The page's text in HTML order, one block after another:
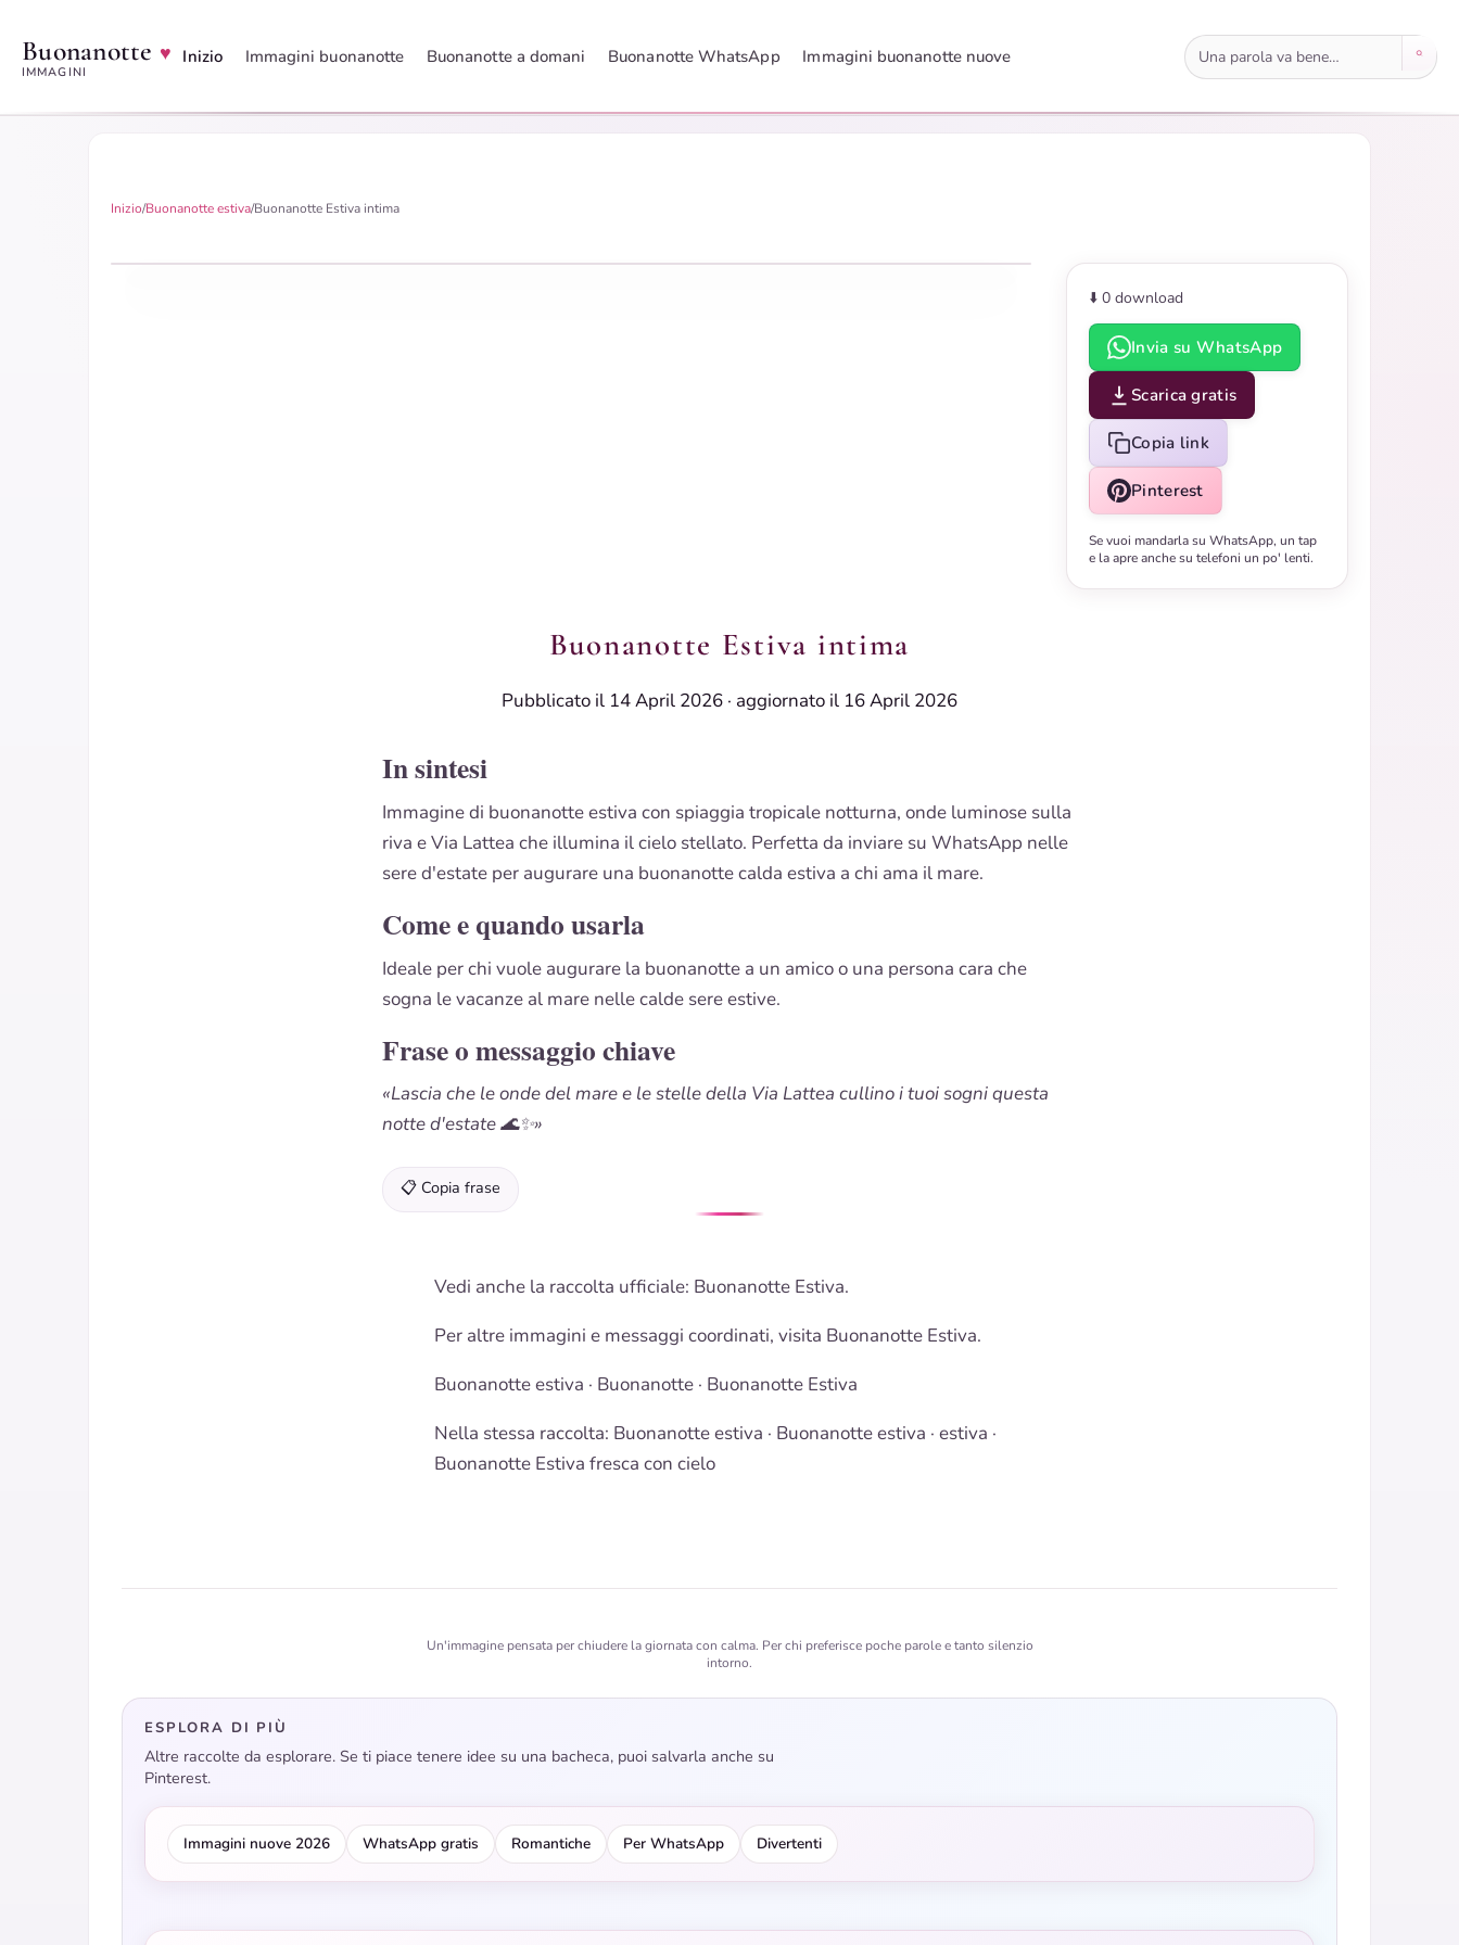
Buonanotte ♥
IMMAGINI
Inizio Immagini buonanotte Buonanotte a domani Buonanotte WhatsApp Immagini buonanotte nuove Cerca immagini
Inizio/Buonanotte estiva/Buonanotte Estiva intima
⬇️ 0 download
Invia su WhatsApp
Scarica gratis
Copia link
Pinterest
Se vuoi mandarla su WhatsApp, un tap
e la apre anche su telefoni un po' lenti.
Buonanotte Estiva intima
Pubblicato il 14 April 2026 · aggiornato il 16 April 2026
In sintesi
Immagine di buonanotte estiva con spiaggia tropicale notturna, onde luminose sulla
riva e Via Lattea che illumina il cielo stellato. Perfetta da inviare su WhatsApp nelle
sere d'estate per augurare una buonanotte calda estiva a chi ama il mare.
Come e quando usarla
Ideale per chi vuole augurare la buonanotte a un amico o una persona cara che
sogna le vacanze al mare nelle calde sere estive.
Frase o messaggio chiave
«Lascia che le onde del mare e le stelle della Via Lattea cullino i tuoi sogni questa
notte d'estate 🌊✨»
📋 Copia frase
Vedi anche la raccolta ufficiale: Buonanotte Estiva.
Per altre immagini e messaggi coordinati, visita Buonanotte Estiva.
Buonanotte estiva · Buonanotte · Buonanotte Estiva
Nella stessa raccolta: Buonanotte estiva · Buonanotte estiva · estiva ·
Buonanotte Estiva fresca con cielo
Un'immagine pensata per chiudere la giornata con calma. Per chi preferisce poche parole e tanto silenzio
intorno.
ESPLORA DI PIÙ
Altre raccolte da esplorare. Se ti piace tenere idee su una bacheca, puoi salvarla anche su
Pinterest.
Immagini nuove 2026 WhatsApp gratis Romantiche Per WhatsApp Divertenti